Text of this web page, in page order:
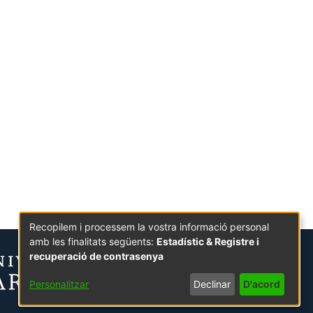
Recopilem i processem la vostra informació personal
amb les finalitats següents: Estadístic & Registre i
recuperació de contrasenya
Personalitzar Declinar D'acord